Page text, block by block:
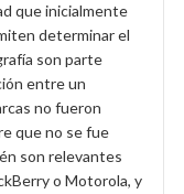
que inicialmente
determinar el
son parte
entre un
no fueron
que no se fue
son relevantes
o Motorola, y